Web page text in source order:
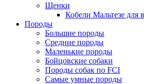
Щенки
Кобели Мальтезе для
Породы
Большие породы
Средние породы
Маленькие породы
Бойцовские собаки
Породы собак по FCI
Самые умные породы